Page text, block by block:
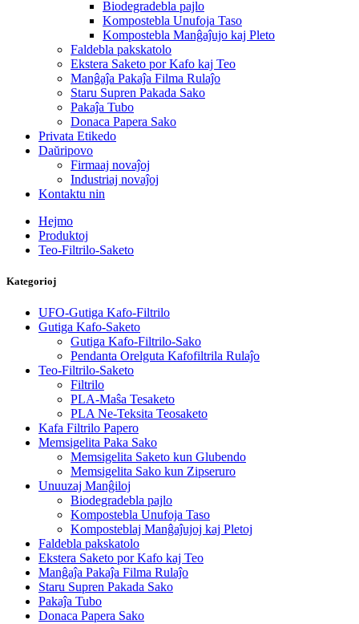
Biodegradebla pajlo
Kompostebla Unufoja Taso
Kompostebla Manĝaĵujo kaj Pleto
Faldebla pakskatolo
Ekstera Saketo por Kafo kaj Teo
Manĝaĵa Pakaĵa Filma Rulaĵo
Staru Supren Pakada Sako
Pakaĵa Tubo
Donaca Papera Sako
Privata Etikedo
Daŭripovo
Firmaaj novaĵoj
Industriaj novaĵoj
Kontaktu nin
Hejmo
Produktoj
Teo-Filtrilo-Saketo
Kategorioj
UFO-Gutiga Kafo-Filtrilo
Gutiga Kafo-Saketo
Gutiga Kafo-Filtrilo-Sako
Pendanta Orelguta Kafofiltrila Rulaĵo
Teo-Filtrilo-Saketo
Filtrilo
PLA-Maŝa Tesaketo
PLA Ne-Teksita Teosaketo
Kafa Filtrilo Papero
Memsigelita Paka Sako
Memsigelita Saketo kun Glubendo
Memsigelita Sako kun Zipseruro
Unuuzaj Manĝiloj
Biodegradebla pajlo
Kompostebla Unufoja Taso
Komposteblaj Manĝaĵujoj kaj Pletoj
Faldebla pakskatolo
Ekstera Saketo por Kafo kaj Teo
Manĝaĵa Pakaĵa Filma Rulaĵo
Staru Supren Pakada Sako
Pakaĵa Tubo
Donaca Papera Sako